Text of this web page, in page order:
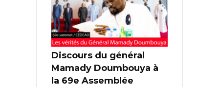
Discours du général
Mamady Doumbouya à
la 69e Assemblée